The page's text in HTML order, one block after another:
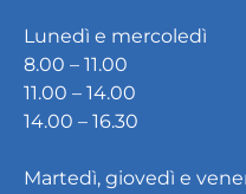
Lunedì e mercoledì
8.00 – 11.00
11.00 – 14.00
14.00 – 16.30
Martedì, giovedì e